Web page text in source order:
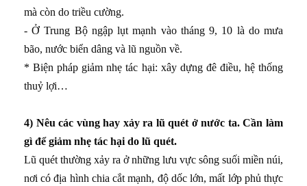
mà còn do triều cường.
- Ở Trung Bộ ngập lụt mạnh vào tháng 9, 10 là do mưa
bão, nước biển dâng và lũ nguồn về.
* Biện pháp giảm nhẹ tác hại: xây dựng đê điều, hệ thống
thuỷ lợi…
4) Nêu các vùng hay xảy ra lũ quét ở nước ta. Cần làm
gì để giảm nhẹ tác hại do lũ quét.
Lũ quét thường xảy ra ở những lưu vực sông suối miền núi,
nơi có địa hình chia cắt mạnh, độ dốc lớn, mất lớp phủ thực